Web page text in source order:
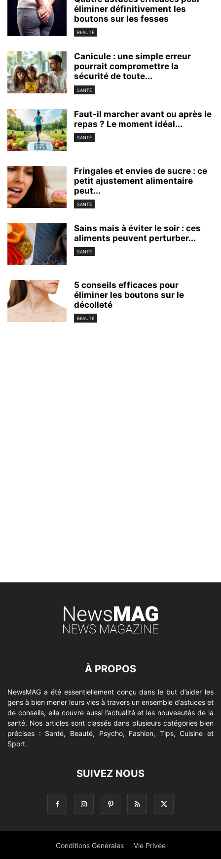
éliminer définitivement les
boutons sur les fesses
BEAUTÉ
Canicule : une simple erreur
pourrait compromettre la
sécurité de toute...
SANTÉ
Faut-il marcher avant ou après le
repas ? Le moment idéal...
SANTÉ
Fringales et envies de sucre : ce
petit ajustement alimentaire
peut...
SANTÉ
Sains mais à éviter le soir : ces
aliments peuvent perturber...
SANTÉ
5 conseils efficaces pour
éliminer les boutons sur le
décolleté
BEAUTÉ
À PROPOS
NewsMAG a été essentiellement conçu dans le but d’aider les
gens à bien mener leurs vies à travers un ensemble d’astuces et
de conseils, elle couvre aussi l’actualité et les nouveautés de la
santé. Nos articles sont classés dans plusieurs catégories bien
précises : Santé, Beauté, Psycho, Fashion, Tips, Cuisine et
Sport.
SUIVEZ NOUS
Conditions Générales Vie Privée